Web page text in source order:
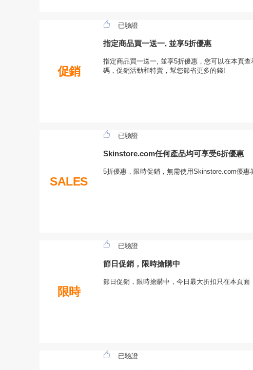
促銷
已驗證
指定商品買一送一, 並享5折優惠
指定商品買一送一, 並享5折優惠，您可以在本頁
碼，促銷活動和特賣，幫您節省更多的錢!
SALES
已驗證
Skinstore.com任何產品均可享受6折優惠
5折優惠，限時促銷，無需使用Skinstore.com優惠
限時
已驗證
節日促銷，限時搶購中
節日促銷，限時搶購中，今日最大折扣只在本頁面
已驗證